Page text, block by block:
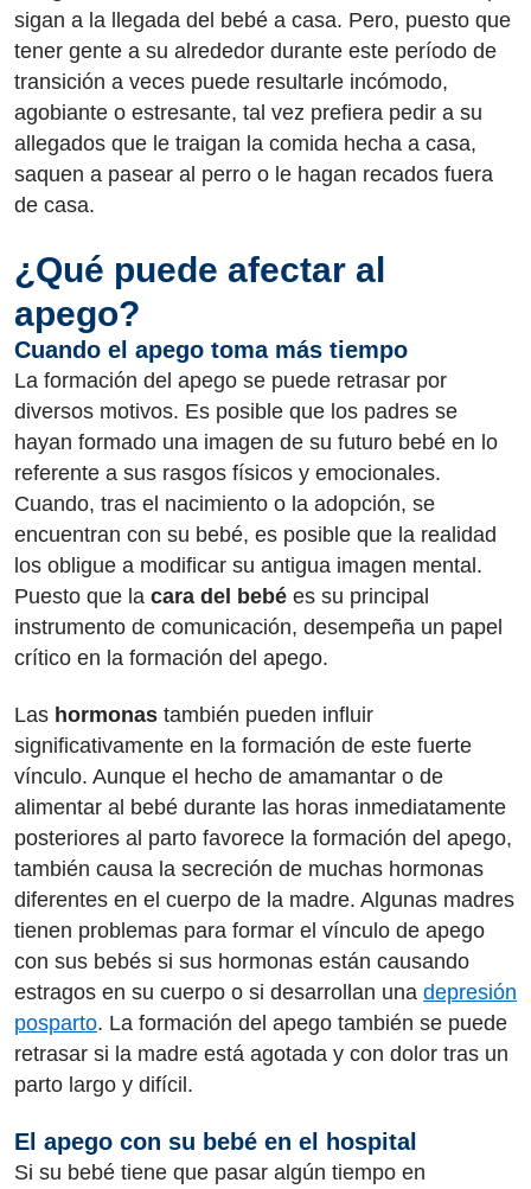
sigan a la llegada del bebé a casa. Pero, puesto que
tener gente a su alrededor durante este período de
transición a veces puede resultarle incómodo,
agobiante o estresante, tal vez prefiera pedir a su
allegados que le traigan la comida hecha a casa,
saquen a pasear al perro o le hagan recados fuera
de casa.
¿Qué puede afectar al
apego?
Cuando el apego toma más tiempo
La formación del apego se puede retrasar por
diversos motivos. Es posible que los padres se
hayan formado una imagen de su futuro bebé en lo
referente a sus rasgos físicos y emocionales.
Cuando, tras el nacimiento o la adopción, se
encuentran con su bebé, es posible que la realidad
los obligue a modificar su antigua imagen mental.
Puesto que la cara del bebé es su principal
instrumento de comunicación, desempeña un papel
crítico en la formación del apego.
Las hormonas también pueden influir
significativamente en la formación de este fuerte
vínculo. Aunque el hecho de amamantar o de
alimentar al bebé durante las horas inmediatamente
posteriores al parto favorece la formación del apego,
también causa la secreción de muchas hormonas
diferentes en el cuerpo de la madre. Algunas madres
tienen problemas para formar el vínculo de apego
con sus bebés si sus hormonas están causando
estragos en su cuerpo o si desarrollan una depresión
posparto. La formación del apego también se puede
retrasar si la madre está agotada y con dolor tras un
parto largo y difícil.
El apego con su bebé en el hospital
Si su bebé tiene que pasar algún tiempo en